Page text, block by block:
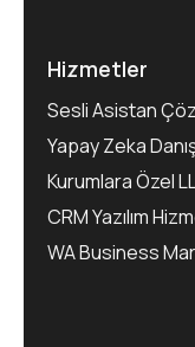
Hizmetler
Sesli Asistan
Yapay Zeka
Kurumlara Özel
CRM Yazılım
WA Business